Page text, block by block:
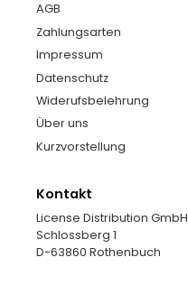
AGB
Zahlungsarten
Impressum
Datenschutz
Widerufsbelehrung
Über uns
Kurzvorstellung
Kontakt
License Distribution GmbH
Schlossberg 1
D-63860 Rothenbuch